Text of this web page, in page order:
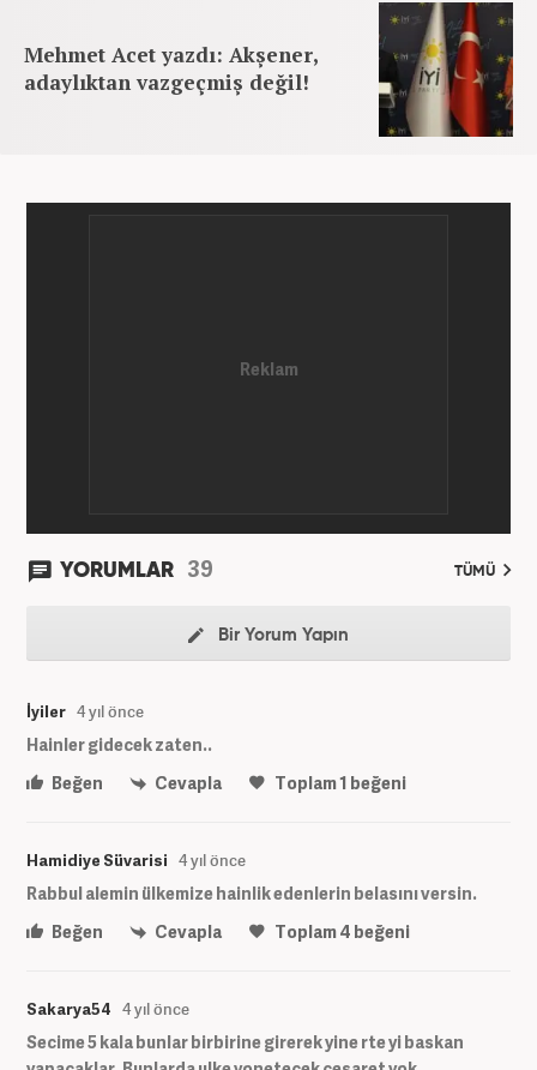
Mehmet Acet yazdı: Akşener,
adaylıktan vazgeçmiş değil!
YORUMLAR 39 TÜMÜ
Bir Yorum Yapın
İyiler 4 yıl önce
Hainler gidecek zaten..
Beğen
Cevapla Toplam1 beğeni
Hamidiye Süvarisi 4 yıl önce
Rabbul alemin ülkemize hainlik edenlerin belasını versin.
Beğen
Cevapla Toplam4 beğeni
Sakarya54 4 yıl önce
Secime 5 kala bunlar birbirine girerek yine rte yi baskan